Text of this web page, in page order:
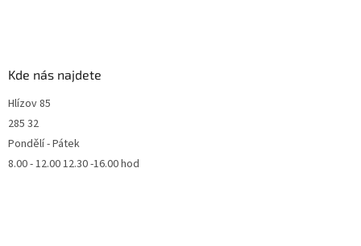
Kde nás najdete
Hlízov 85
285 32
Pondělí - Pátek
8.00 - 12.00 12.30 -16.00 hod